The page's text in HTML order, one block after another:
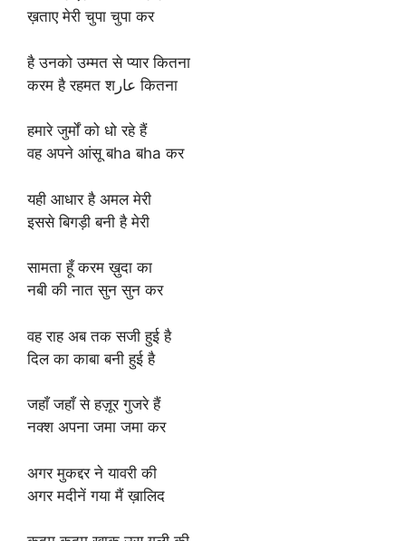
ख़ताए मेरी चुपा चुपा कर
है उनको उम्मत से प्यार कितना
करम है रहमत शعار कितना
हमारे जुर्मों को धो रहे हैं
वह अपने आंसू बha बha कर
यही आधार है अमल मेरी
इससे बिगड़ी बनी है मेरी
सामता हूँ करम ख़ुदा का
नबी की नात सुन सुन कर
वह राह अब तक सजी हुई है
दिल का काबा बनी हुई है
जहाँ जहाँ से हज़ूर गुजरे हैं
नक्श अपना जमा जमा कर
अगर मुकद्दर ने यावरी की
अगर मदीनें गया मैं ख़ालिद